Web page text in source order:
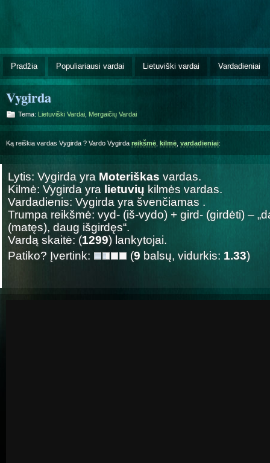
Pradžia Populiariausi vardai Lietuviški vardai Vardadieniai
Vygirda
Tema: Lietuviški Vardai Mergaičių Vardai
Ką reiškia vardas Vygirda ? Vardo Vygirda reikšmė kilmė vardadieniai:
Lytis: Vygirda yra Moteriškas vardas.
Kilmė: Vygirda yra lietuvių kilmės vardas.
Vardadienis: Vygirda yra švenčiamas .
Trumpa reikšmė: vyd- (iš-vydo) + gird- (girdėti) –
(matęs), daug išgirdęs“.
Vardą skaitė: (1299) lankytojai.
Patiko? Įvertink:
(9 balsų, vidurkis: 1.33)